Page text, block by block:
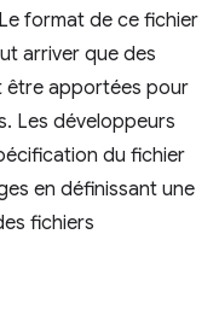
format de ce fichier
arriver que des
être apportées pour
Les développeurs
du fichier
en définissant une
fichiers